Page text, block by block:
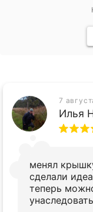
7
Илья
менял
сделали
теперь